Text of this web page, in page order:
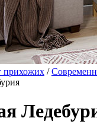
прихожих /